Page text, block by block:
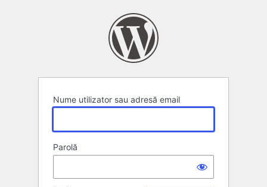
Nume utilizator sau adresă email
Parolă